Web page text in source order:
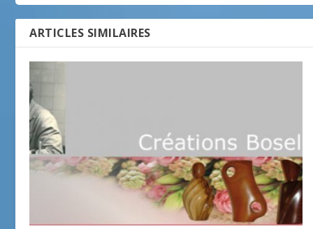
ARTICLES SIMILAIRES